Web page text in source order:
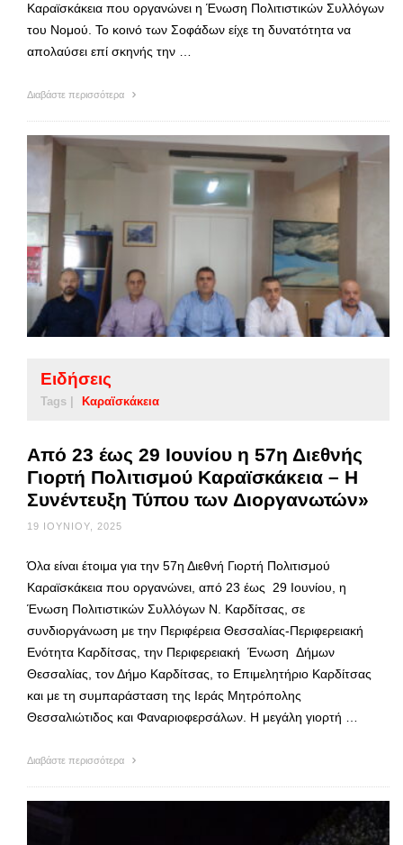
Καραϊσκάκεια που οργανώνει η Ένωση Πολιτιστικών Συλλόγων
του Νομού. Το κοινό των Σοφάδων είχε τη δυνατότητα να
απολαύσει επί σκηνής την …
Διαβάστε περισσότερα
Ειδήσεις
Tags | Καραϊσκάκεια
Από 23 έως 29 Ιουνίου η 57η Διεθνής
Γιορτή Πολιτισμού Καραϊσκάκεια – Η
Συνέντευξη Τύπου των Διοργανωτών»
19 ΙΟΥΝΊΟΥ, 2025
Όλα είναι έτοιμα για την 57η Διεθνή Γιορτή Πολιτισμού
Καραϊσκάκεια που οργανώνει, από 23 έως 29 Ιουνίου, η
Ένωση Πολιτιστικών Συλλόγων Ν. Καρδίτσας, σε
συνδιοργάνωση με την Περιφέρεια Θεσσαλίας-Περιφερειακή
Ενότητα Καρδίτσας, την Περιφερειακή Ένωση Δήμων
Θεσσαλίας, τον Δήμο Καρδίτσας, το Επιμελητήριο Καρδίτσας
και με τη συμπαράσταση της Ιεράς Μητρόπολης
Θεσσαλιώτιδος και Φαναριοφερσάλων. Η μεγάλη γιορτή …
Διαβάστε περισσότερα